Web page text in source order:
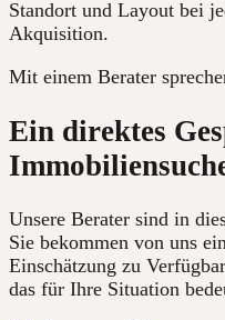
Standort und Layout bei
Akquisition.
Mit einem Berater
Ein direktes
Unsere Berater sind in
Sie bekommen von uns
Einschätzung zu
das für Ihre Situation